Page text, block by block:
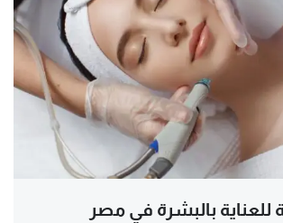
للعناية بالبشرة في مصر